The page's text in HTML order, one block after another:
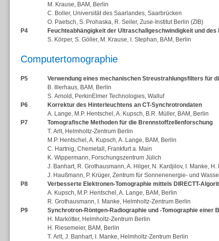
M. Krause, BAM, Berlin
C. Boller, Universität des Saarlandes, Saarbrücken
O. Paetsch, S. Prohaska, R. Seiler, Zuse-Institut Berlin (ZIB)
P4
Feuchteabhängigkeit der Ultraschallgeschwindigkeit und
S. Körper, S. Göller, M. Krause, I. Stephan, BAM, Berlin
Computertomographie
P5
Verwendung eines mechanischen Streustrahlungsfilters für
B. Illerhaus, BAM, Berlin
S. Arnold, PerkinElmer Technologies, Walluf
P6
Korrektur des Hinterleuchtens an CT-Synchrotrondaten
A. Lange, M.P. Hentschel, A. Kupsch, B.R. Müller, BAM, Berlin
P7
Tomografische Methoden für die Brennstoffzellenforschung
T. Arlt, Helmholtz-Zentrum Berlin
M.P. Hentschel, A. Kupsch, A. Lange, BAM, Berlin
C. Hartnig, Chemetall, Frankfurt a. Main
K. Wippermann, Forschungszentrum Jülich
J. Banhart, R. Grothausmann, A. Hilger, N. Kardjilov, I. Manke,
J. Haußmann, P. Krüger, Zentrum für Sonnenenergie- und
P8
Verbesserte Elektronen-Tomographie mittels DIRECTT-
A. Kupsch, M.P. Hentschel, A. Lange, BAM, Berlin
R. Grothausmann, I. Manke, Helmholtz-Zentrum Berlin
P9
Synchrotron-Röntgen-Radiographie und -Tomographie einer
H. Markötter, Helmholtz-Zentrum Berlin
H. Riesemeier, BAM, Berlin
T. Arlt, J. Banhart, I. Manke, Helmholtz-Zentrum Berlin